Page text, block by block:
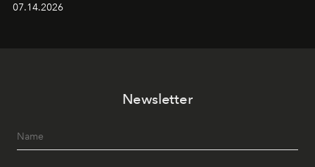
07.14.2026
Newsletter